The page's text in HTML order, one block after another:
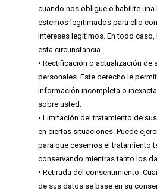
cuando nos obligue o habilite una
estemos legitimados para ello
intereses legítimos. En todo
esta circunstancia.
• Rectificación o actualización de
personales. Este derecho le
información incompleta o
sobre usted.
• Limitación del tratamiento de
en ciertas situaciones. Puede
para que cesemos el tratamiento
conservando mientras tanto los
• Retirada del consentimiento.
de sus datos se base en su